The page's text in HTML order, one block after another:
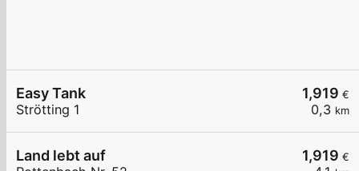
1,919 €
0,3 km
Easy Tank
Strötting 1
1,919 €
Land lebt auf